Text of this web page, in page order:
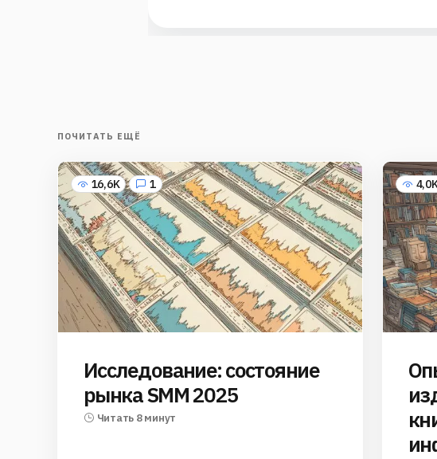
ПОЧИТАТЬ ЕЩЁ
16,6K 1
Исследование: состояние
рынка SMM 2025
Читать 8 минут